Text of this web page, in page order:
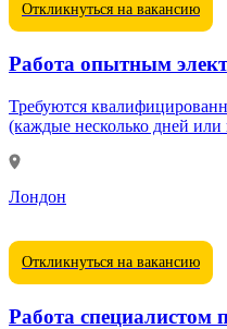
Откликнуться на вакансию
Работа опытным
Требуются
(каждые несколько дней
Лондон
Откликнуться на вакансию
Работа